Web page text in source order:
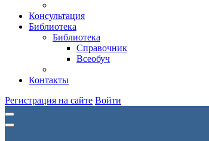
Консультация
Библиотека
Библиотека
Справочник
Всеобуч
Контакты
Регистрация на сайте Войти